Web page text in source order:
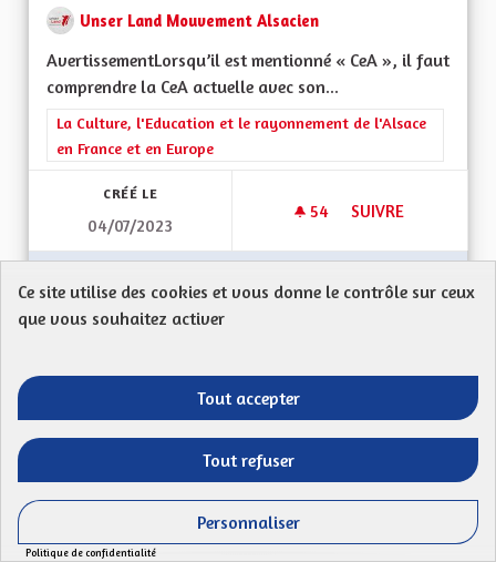
Unser Land Mouvement Alsacien
AvertissementLorsqu’il est mentionné « CeA », il faut
comprendre la CeA actuelle avec son...
Filtrer les résultats de la catégorie : La Culture, l'Education et
La Culture, l'Education et le rayonnement de l'Alsace
en France et en Europe
CRÉÉ LE
04/07/2023
54 54 ABONNÉS
SUIVRE
VOIR LA PROPOSITION
Ne pas laisser mourir la musique et la
danse traditionnelle alsacienne
Proposition anonyme
petits groupes de danses et de musique de...
Filtrer les résultats de la catégorie : La Culture, l'Education et
La Culture, l'Education et le rayonnement de l'Alsace
Ce site utilise des cookies et vous donne le contrôle sur ceux
que vous souhaitez activer
Tout accepter
Tout refuser
Personnaliser
Politique de confidentialité